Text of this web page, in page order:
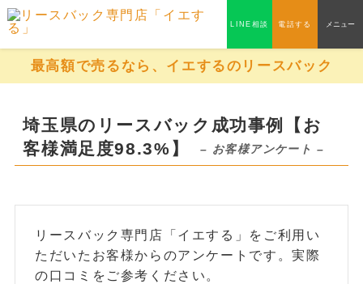
LINE相談 電話する メニュー
最高額で売るなら、イエするのリースバック
埼玉県のリースバック成功事例【お
客様満足度98.3%】
– お客様アンケート –
リースバック専門店「イエする」をご利用い
ただいたお客様からのアンケートです。実際
の口コミをご参考ください。